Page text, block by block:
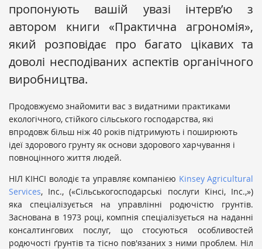
пропонують вашій увазі інтерв’ю з
автором книги «Практична агрономія»,
який розповідає про багато цікавих та
доволі несподіваних аспектів органічного
виробництва.
Продовжуємо знайомити вас з видатними практиками
екологічного, стійкого сільського господарства, які
впродовж більш ніж 40 років підтримують і поширюють
ідеї здорового грунту як основи здорового харчування і
повноцінного життя людей.
НІЛ КІНСІ володіє та управляє компанією Kinsey Agricultural
Services, Inc., («Сільськогосподарські послуги Кінсі, Inc.,»)
яка спеціалізується на управлінні родючістю грунтів.
Заснована в 1973 році, компнія спеціалізується на наданні
консалтингових послуг, що стосуються особливостей
родючості ґрунтів та тісно пов'язаних з ними проблем. Ніл